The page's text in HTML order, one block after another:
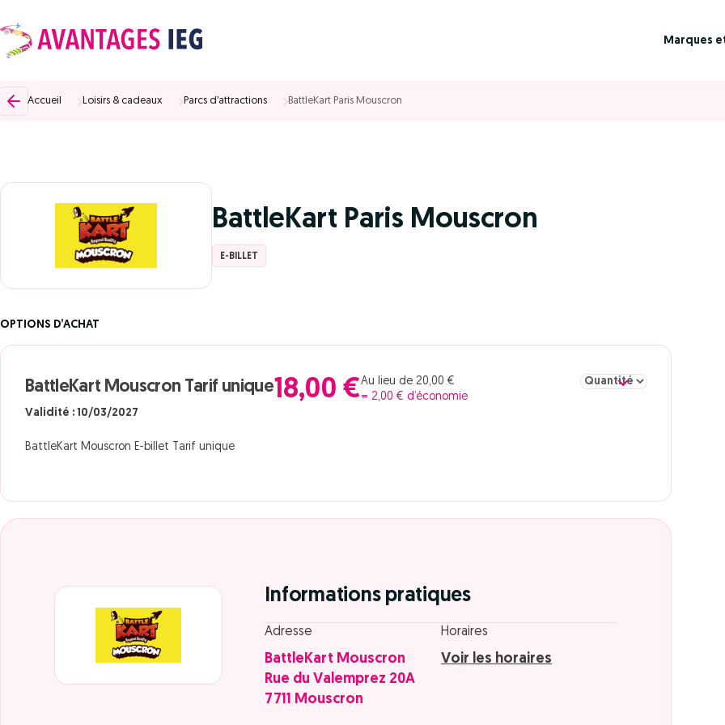
Marques
Accueil Loisirs & cadeaux Parcs d’attractions BattleKart Paris Mouscron
BattleKart Paris Mouscron
E-BILLET
OPTIONS D’ACHAT
BattleKart Mouscron Tarif unique
Validité : 10/03/2027
BattleKart Mouscron E-billet Tarif unique
18,00 €Au lieu de 20,00 €
= 2,00 € d’économie
Sélectionner la quantité
Informations pratiques
Adresse
BattleKart Mouscron
Rue du Valemprez 20A
7711 Mouscron
Horaires
Voir les horaires